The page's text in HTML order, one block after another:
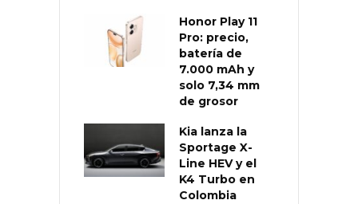
Honor Play 11
Pro: precio,
batería de
7.000 mAh y
solo 7,34 mm
de grosor
Kia lanza la
Sportage X-
Line HEV y el
K4 Turbo en
Colombia